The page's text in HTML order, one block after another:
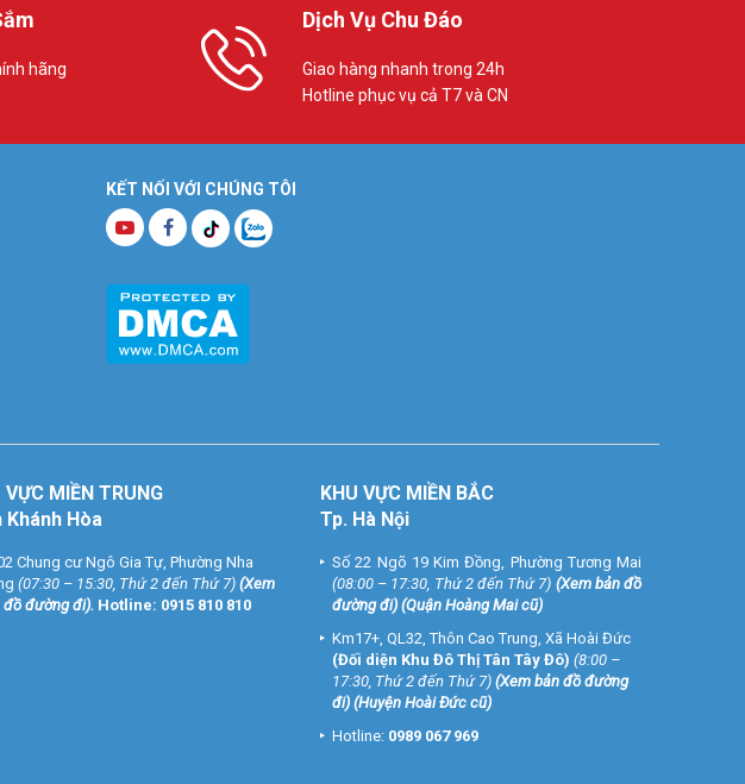
hãng
Dịch Vụ Chu Đáo
Giao hàng nhanh trong 24h
Hotline phục vụ cả T7 và CN
KẾT NỐI VỚI CHÚNG TÔI
VỰC MIỀN TRUNG
Khánh Hòa
Chung cư Ngô Gia Tự, Phường Nha
(07:30 – 15:30, Thứ 2 đến Thứ 7) (Xem
đồ đường đi). Hotline: 0915 810 810
KHU VỰC MIỀN BẮC
Tp. Hà Nội
Số 22 Ngõ 19 Kim Đồng, Phường Tương Mai
(08:00 – 17:30, Thứ 2 đến Thứ 7) (Xem bản đồ
đường đi) (Quận Hoàng Mai cũ)
Km17+, QL32, Thôn Cao Trung, Xã Hoài Đức
(Đối diện Khu Đô Thị Tân Tây Đô) (8:00 –
17:30, Thứ 2 đến Thứ 7) (Xem bản đồ đường
đi) (Huyện Hoài Đức cũ)
Hotline: 0989 067 969